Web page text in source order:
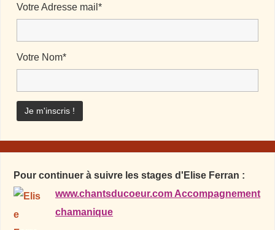
Votre Adresse mail*
Votre Nom*
Pour continuer à suivre les stages d'Elise Ferran :
www.chantsducoeur.com Accompagnement
chamanique